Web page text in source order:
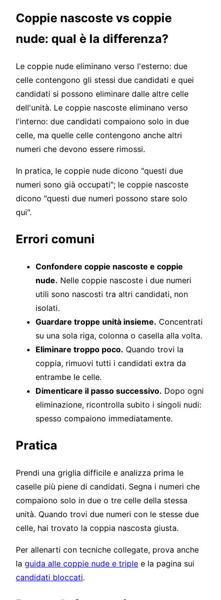
Coppie nascoste vs coppie
nude: qual è la differenza?
Le coppie nude eliminano verso l'esterno: due
celle contengono gli stessi due candidati e quei
candidati si possono eliminare dalle altre celle
dell'unità. Le coppie nascoste eliminano verso
l'interno: due candidati compaiono solo in due
celle, ma quelle celle contengono anche altri
numeri che devono essere rimossi.
In pratica, le coppie nude dicono "questi due
numeri sono già occupati"; le coppie nascoste
dicono "questi due numeri possono stare solo
qui".
Errori comuni
Confondere coppie nascoste e coppie
nude. Nelle coppie nascoste i due numeri
utili sono nascosti tra altri candidati, non
isolati.
Guardare troppe unità insieme. Concentrati
su una sola riga, colonna o casella alla volta.
Eliminare troppo poco. Quando trovi la
coppia, rimuovi tutti i candidati extra da
entrambe le celle.
Dimenticare il passo successivo. Dopo ogni
eliminazione, ricontrolla subito i singoli nudi:
spesso compaiono immediatamente.
Pratica
Prendi una griglia difficile e analizza prima le
caselle più piene di candidati. Segna i numeri che
compaiono solo in due o tre celle della stessa
unità. Quando trovi due numeri con le stesse due
celle, hai trovato la coppia nascosta giusta.
Per allenarti con tecniche collegate, prova anche
la guida alle coppie nude e triple e la pagina sui
candidati bloccati.